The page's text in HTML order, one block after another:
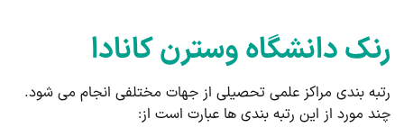
رنک دانشگاه وسترن کانادا
رتبه بندی مراکز علمی تحصیلی از جهات مختلفی انجام می شود.
چند مورد از این رتبه بندی ها عبارت است از: